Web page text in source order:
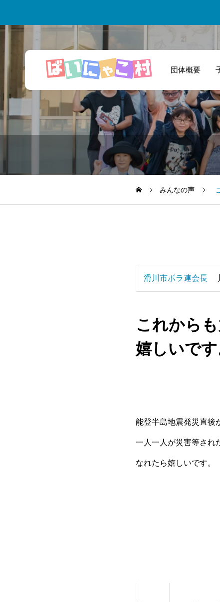
団体概要
一緒に商品開発と
いう新たな挑戦を
しました！
みんなの声
滑川市ボラ連会長
これから
嬉しいです
能登半島地震発災直後
一人一人が災害等され
なれたら嬉しいです。